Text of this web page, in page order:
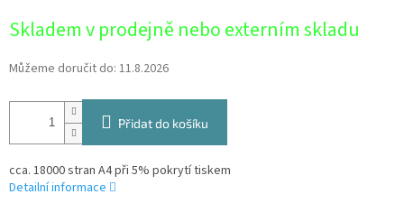
cena:
Skladem v prodejně nebo externím skladu
Můžeme doručit do: 11.8.2026
Přidat do košíku
cca. 18000 stran A4 při 5% pokrytí tiskem
Detailní informace